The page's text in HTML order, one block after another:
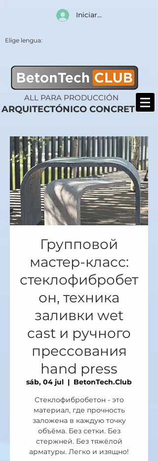
Iniciar sesión
Elige lengua:
ARQUITECTÓNICO CONCRETO
ALL PARA PRODUCCIÓN
Групповой
мастер-класс:
стеклофибробет
он, техника
заливки wet
cast и ручного
прессования
hand press
sáb, 04 jul
  |
BetonTech.Club
Стеклофибробетон - это
материал, где прочность
заложена в каждую точку
объёма. Без сетки. Без
стержней. Без тяжёлой
арматуры. Легко и изящно!